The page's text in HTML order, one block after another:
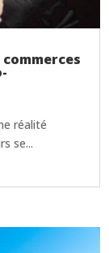
réalité
se...